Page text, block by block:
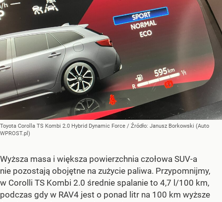
Toyota Corolla TS Kombi 2.0 Hybrid Dynamic Force / Źródło: Janusz Borkowski (Auto
WPROST.pl)
Wyższa masa i większa powierzchnia czołowa SUV-a
nie pozostają obojętne na zużycie paliwa. Przypomnijmy,
w Corolli TS Kombi 2.0 średnie spalanie to 4,7 l/100 km,
podczas gdy w RAV4 jest o ponad litr na 100 km wyższe